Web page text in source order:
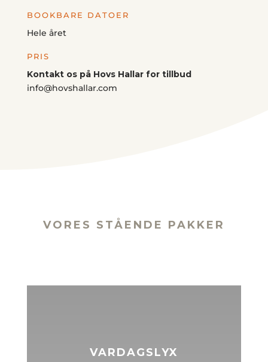
BOOKBARE DATOER
Hele året
PRIS
Kontakt os på Hovs Hallar for tillbud
info@hovshallar.com
VORES STÅENDE PAKKER
VARDAGSLYX